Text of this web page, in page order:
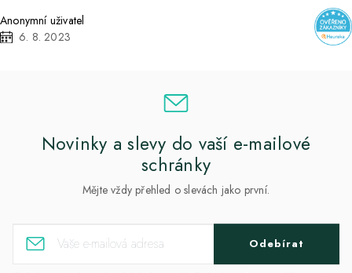
Anonymní uživatel
6. 8. 2023
Novinky a slevy do vaší e-mailové
schránky
Mějte vždy přehled o slevách jako první.
Odebírat